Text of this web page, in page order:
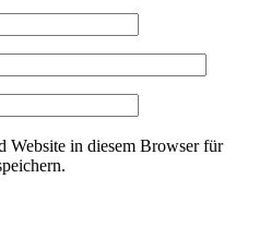
Website in diesem Browser für